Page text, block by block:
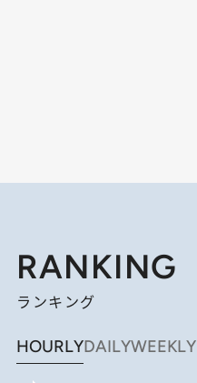
RANKING
ランキング
HOURLYDAILYWEEKLY